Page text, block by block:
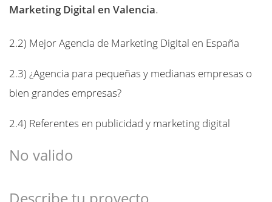
Marketing Digital en Valencia.
2.2) Mejor Agencia de Marketing Digital en España
2.3) ¿Agencia para pequeñas y medianas empresas o
bien grandes empresas?
2.4) Referentes en publicidad y marketing digital
No valido